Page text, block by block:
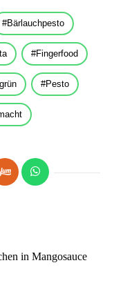
Bärlauchpesto
Fingerfood
Pesto
in Mangosauce